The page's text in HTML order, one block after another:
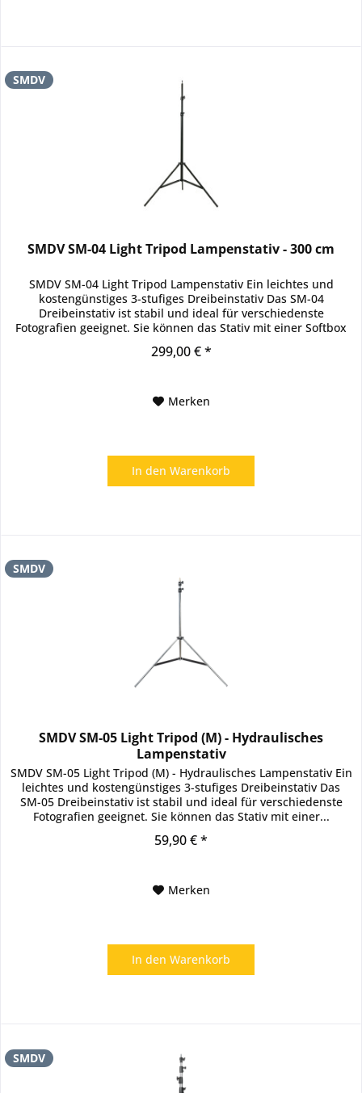
SMDV
SMDV SM-04 Light Tripod Lampenstativ - 300 cm
SMDV SM-04 Light Tripod Lampenstativ Ein leichtes und
kostengünstiges 3-stufiges Dreibeinstativ Das SM-04
Dreibeinstativ ist stabil und ideal für verschiedenste
Fotografien geeignet. Sie können das Stativ mit einer Softbox
299,00 € *
Merken
In den Warenkorb
SMDV
SMDV SM-05 Light Tripod (M) - Hydraulisches
Lampenstativ
SMDV SM-05 Light Tripod (M) - Hydraulisches Lampenstativ Ein
leichtes und kostengünstiges 3-stufiges Dreibeinstativ Das
SM-05 Dreibeinstativ ist stabil und ideal für verschiedenste
Fotografien geeignet. Sie können das Stativ mit einer...
59,90 € *
Merken
In den Warenkorb
SMDV